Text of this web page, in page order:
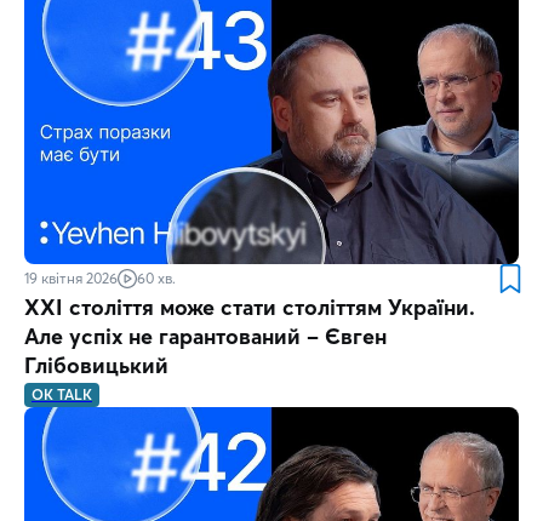
19 квітня 2026 60 хв.
XXI століття може стати століттям України.
Але успіх не гарантований – Євген
Глібовицький
OK TALK